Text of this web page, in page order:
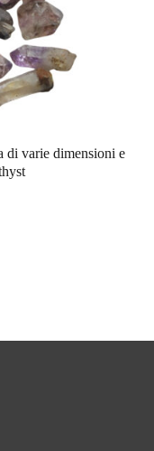
di varie dimensioni e